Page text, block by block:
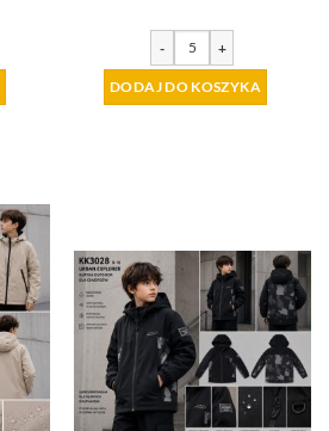
- +
DODAJ DO KOSZYKA